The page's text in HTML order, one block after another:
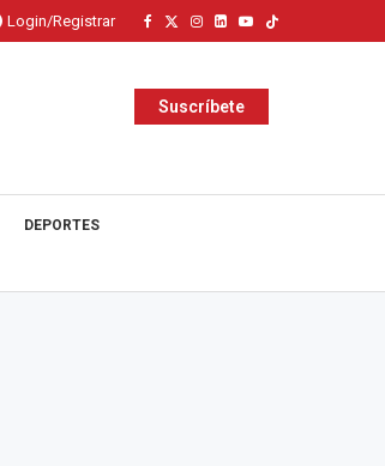
Login/Registrar
Suscríbete
DEPORTES